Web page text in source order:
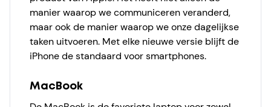
manier waarop we communiceren veranderd,
maar ook de manier waarop we onze dagelijkse
taken uitvoeren. Met elke nieuwe versie blijft de
iPhone de standaard voor smartphones.
MacBook